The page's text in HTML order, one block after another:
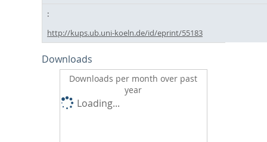
http://kups.ub.uni-koeln.de/id/eprint/55183
Downloads
Downloads per month over past
year
Loading...